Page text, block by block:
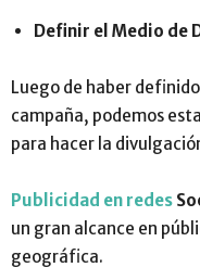
Definir el Medio de
Luego de haber
campaña, podemos
para hacer la
Publicidad en redes
un gran alcance en
geográfica.